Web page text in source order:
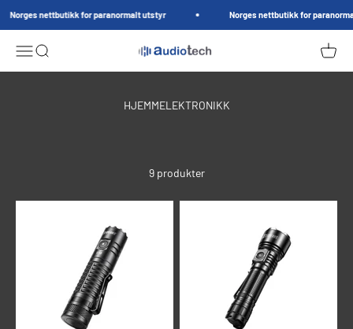
Norges nettbutikk for paranormalt utstyr Norges nettbutikk for
MenySøk AudioTech.no
9 produkter